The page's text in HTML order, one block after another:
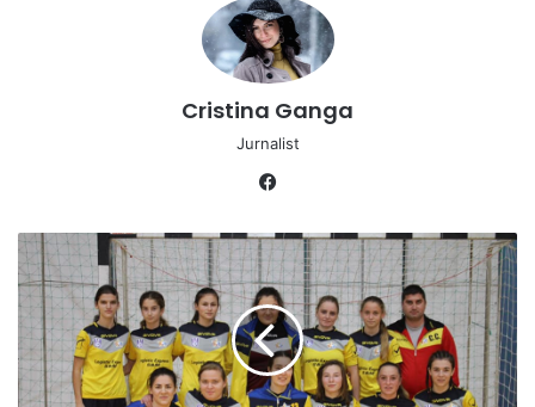
Cristina Ganga
Jurnalist
Sâmbătă:
Turneu
feminin
de
fotbal
în
sală